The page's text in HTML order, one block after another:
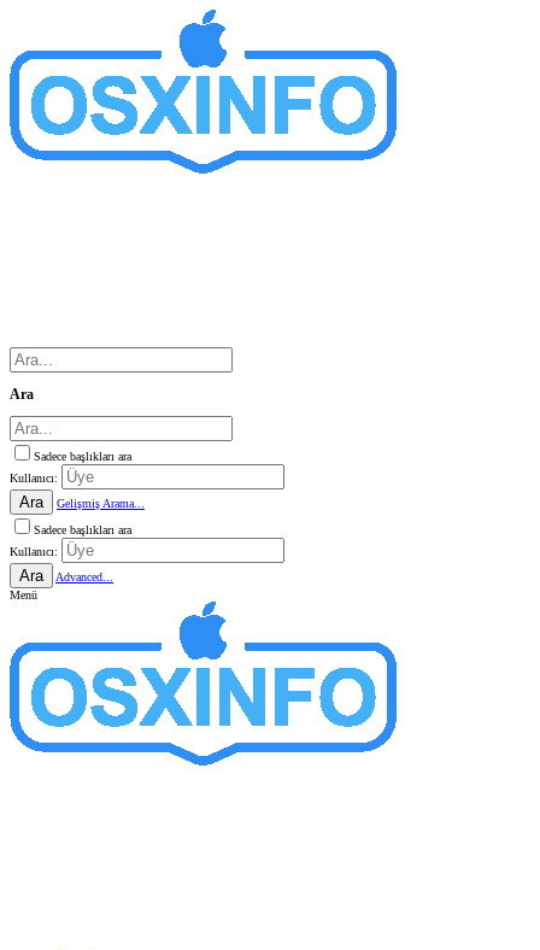
Ara
Sadece başlıkları ara
Kullanıcı:
Ara
Gelişmiş Arama...
Sadece başlıkları ara
Kullanıcı:
Ara
Advanced...
Menü